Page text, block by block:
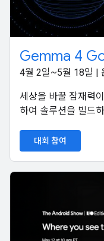
Gemma 4
4월 2일~5월 18일 |
세상을 바꿀 잠재력
하여 솔루션을 빌드
대회 참여